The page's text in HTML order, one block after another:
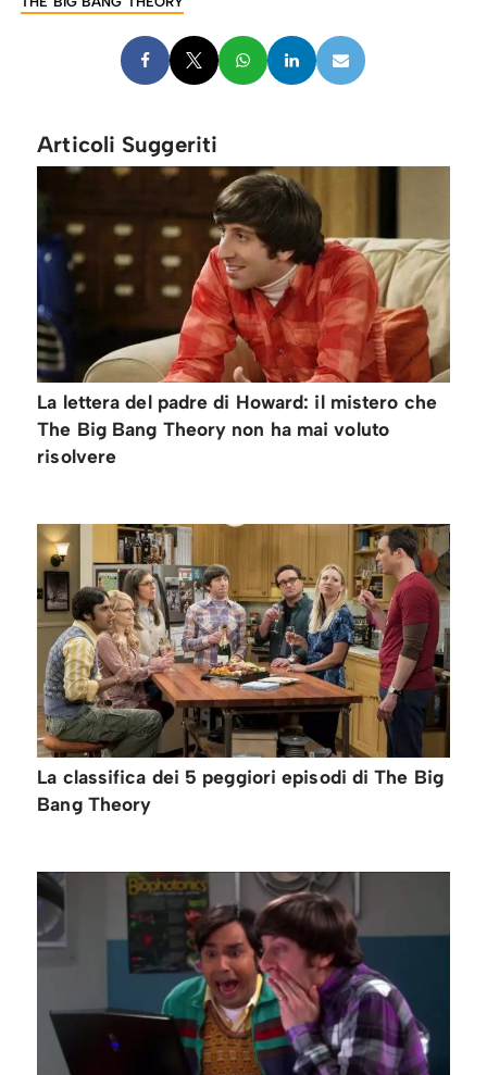
Articoli Suggeriti
La lettera del padre di Howard: il mistero che
The Big Bang Theory non ha mai voluto
risolvere
La classifica dei 5 peggiori episodi di The Big
Bang Theory